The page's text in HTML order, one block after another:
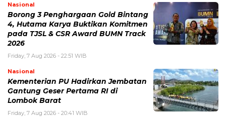
Nasional
Borong 3 Penghargaan Gold Bintang
4, Hutama Karya Buktikan Komitmen
pada TJSL & CSR Award BUMN Track
2026
Friday, 7 Aug 2026 - 22:51 WIB
Nasional
Kementerian PU Hadirkan Jembatan
Gantung Geser Pertama RI di
Lombok Barat
Friday, 7 Aug 2026 - 20:41 WIB